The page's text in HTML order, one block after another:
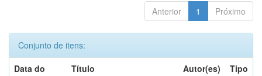
Anterior 1 Próximo
Conjunto de itens:
Data do
Título Autor(es) Tipo